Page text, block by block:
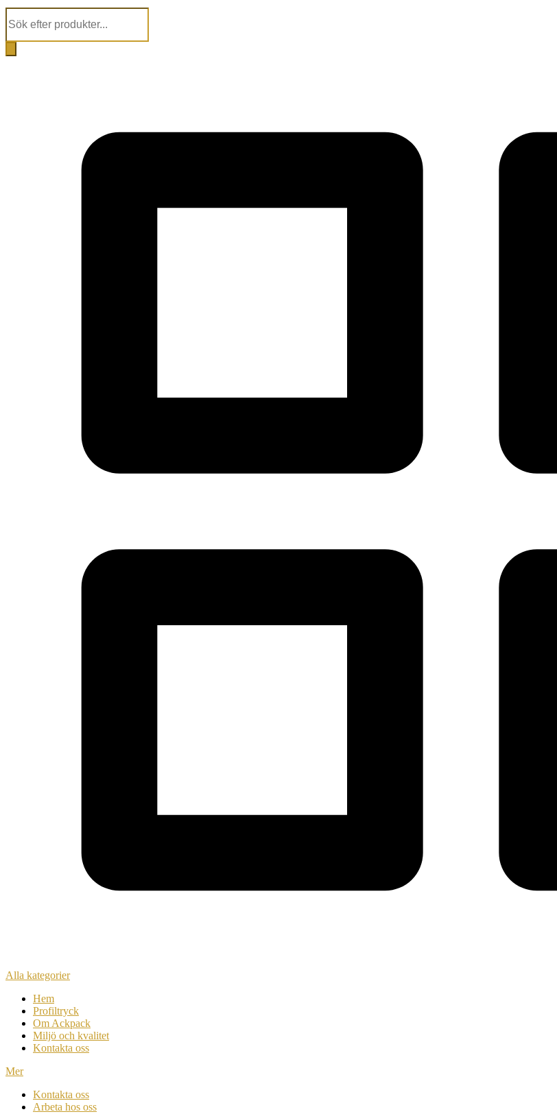
Products
search
Alla kategorier
Hem
Profiltryck
Om Ackpack
Miljö och kvalitet
Kontakta oss
Mer
Kontakta oss
Arbeta hos oss